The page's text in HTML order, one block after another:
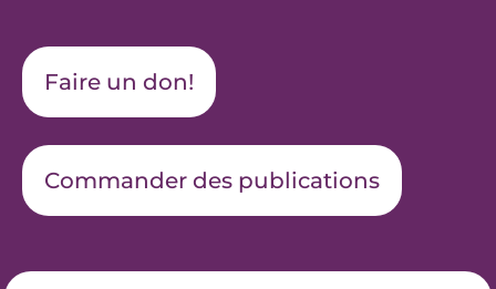
Faire un don!
Commander des publications